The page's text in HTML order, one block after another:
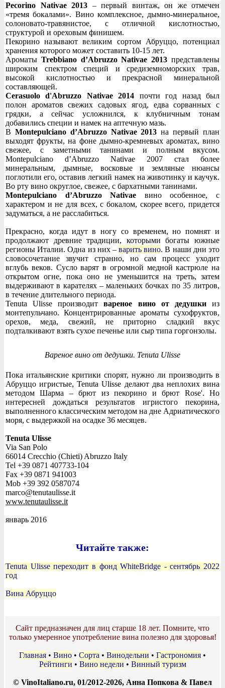
Pecorino Nativae 2013 – первый винтаж, он же отмечен
«тремя бокалами». Вино комплексное, дымно-минеральное,
солоновато-травянистое, с отличной кислотностью,
структурой и ореховым финишем.
Пекорино называют великим сортом Абруццо, потенциал
хранения которого может составить 10-15 лет.
Ароматы Trebbiano d’Abruzzo Nativae 2013 представлены
широким спектром специй и средиземноморских трав,
высокой кислотностью и прекрасной минеральной
составляющей.
Cerasuolo d'Abruzzo Nativae 2014 почти год назад был
полон ароматов свежих садовых ягод, едва сорванных с
грядки, а сейчас усложнился, к клубничным тонам
добавились специи и намек на аптечную мазь.
В Montepulciano d’Abruzzo Nativae 2013 на первый план
выходят фрукты, на фоне дымно-кремневых ароматах, вино
свежее, с заметными танинами и полным вкусом.
Montepulciano d’Abruzzo Nativae 2007 стал более
минеральным, дымные, восковые и земляные нюансы
поглотили его, оставив легкий намек на животинку и каучук.
Во рту вино округлое, свежее, с бархатными танинами.
Montepulciano d’Abruzzo Nativae вино особенное, с
характером и не для всех, с бокалом, скорее всего, придется
задуматься, а не расслабиться.
Прекрасно, когда идут в ногу со временем, но помнят и
продолжают древние традиции, которыми богаты южные
регионы Италии. Одна из них –варить вино. В наши дни это
словосочетание звучит странно, но сам процесс уходит
вглубь веков. Сусло варят в огромной медной кастрюле на
открытом огне, пока оно не уменьшится на треть, затем
выдерживают в карателях – маленьких бочках по 35 литров,
в течение длительного периода.
Tenuta Ulisse производитвареное вино от дедушкииз
монтепульчано. Концентрированные ароматы сухофруктов,
орехов, меда, свежий, не приторно сладкий вкус
подталкивают взять сухое печенье или сыр типа горгонзолы.
Вареное вино от дедушки. Tenuta Ulisse
Пока итальянские критики спорят, нужно ли производить в
Абруццо игристые, Tenuta Ulisse делают два неплохих вина
методом Шарма – брют из пекорино и брют Rose'. Но
интересней дождаться результатов игристого пекорина,
выполненного классическим методом на дне Адриатического
моря, с выдержкой на осадке 36 месяцев.
Tenuta Ulisse
Via San Polo
66014 Crecchio (Chieti) Abruzzo Italy
Tel +39 0871 407733-104
Fax +39 0871 941003
Mob +39 392 0587074
marco@tenutaulisse.it
www.tenutaulisse.it
январь 2016
Читайте также:
Tenuta Ulisse переходит в фонд WhiteBridge - сентябрь 2022
год
Вина Абруццо
Сайт предназначен для лиц старше 18 лет. Помните, что
только умеренное употребление вина полезно для здоровья!
Главная • Вино • Сорта • Винодельни • Гастрономия •
Рейтинги • Вино недели • Винный туризм
© VinoItaliano.ru, 01/2012-2026, Анна Попкова & Павел